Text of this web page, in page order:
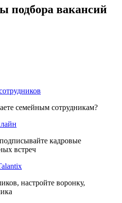
подбора вакансий
семейным сотрудникам?
кадровые
встреч
настройте воронку,